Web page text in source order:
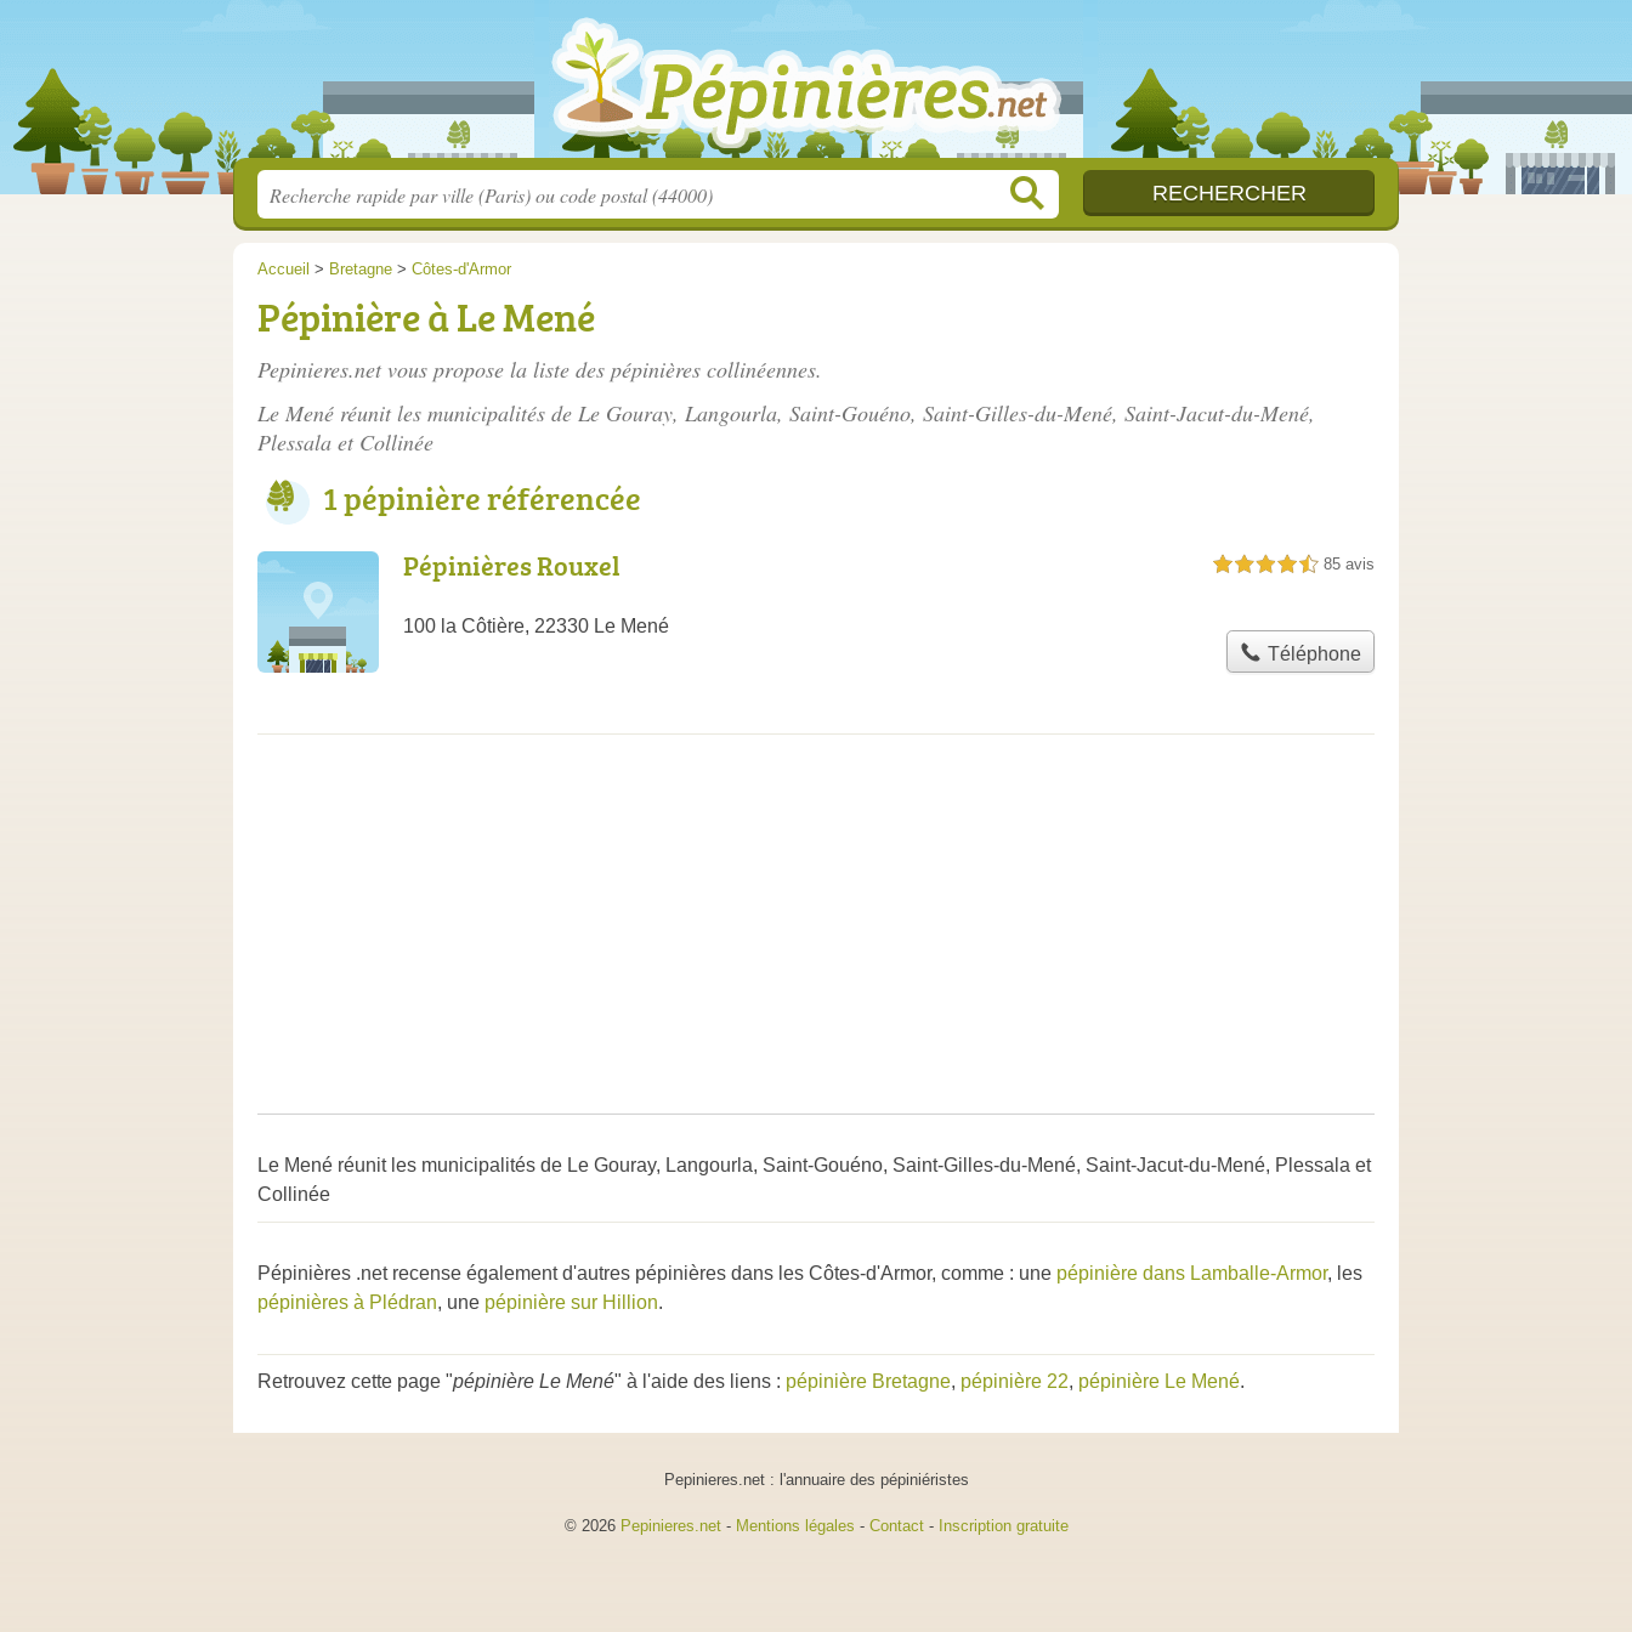
Accueil > Bretagne > Côtes-d'Armor
Pépinière à Le Mené
Pepinieres.net vous propose la liste des pépinières collinéennes.
Le Mené réunit les municipalités de Le Gouray, Langourla, Saint-Gouéno, Saint-Gilles-du-Mené, Saint-Jacut-du-Mené,
Plessala et Collinée
1 pépinière référencée
Pépinières Rouxel
100 la Côtière, 22330 Le Mené
4,5 étoiles sur 5 85 avis
Téléphone
Le Mené réunit les municipalités de Le Gouray, Langourla, Saint-Gouéno, Saint-Gilles-du-Mené, Saint-Jacut-du-Mené, Plessala et
Collinée
Pépinières .net recense également d'autres pépinières dans les Côtes-d'Armor, comme : une pépinière dans Lamballe-Armor, les
pépinières à Plédran, une pépinière sur Hillion.
Retrouvez cette page "pépinière Le Mené" à l'aide des liens : pépinière Bretagne, pépinière 22, pépinière Le Mené.
Pepinieres.net : l'annuaire des pépiniéristes
© 2026 Pepinieres.net - Mentions légales - Contact- Inscription gratuite